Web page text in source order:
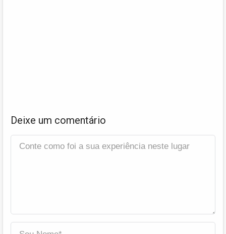
Deixe um comentário